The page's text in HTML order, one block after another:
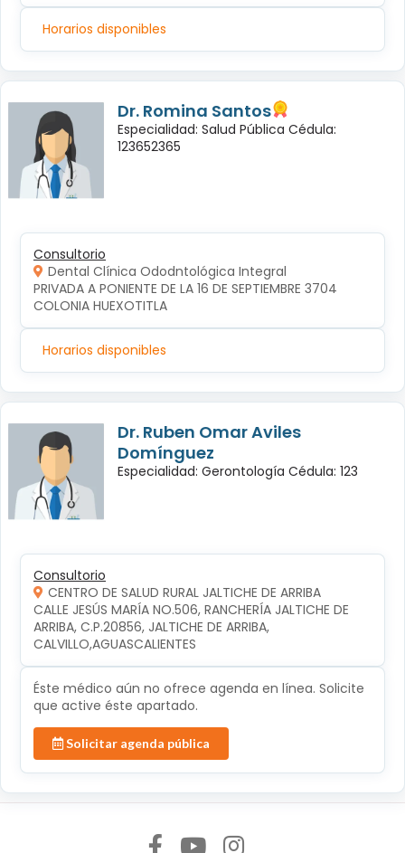
Horarios disponibles
Dr. Romina Santos
Especialidad: Salud Pública Cédula:
123652365
Consultorio
Dental Clínica Ododntológica Integral
PRIVADA A PONIENTE DE LA 16 DE SEPTIEMBRE 3704
COLONIA HUEXOTITLA
Horarios disponibles
Dr. Ruben Omar Aviles
Domínguez
Especialidad: Gerontología Cédula: 123
Consultorio
CENTRO DE SALUD RURAL JALTICHE DE ARRIBA
CALLE JESÚS MARÍA NO.506, RANCHERÍA JALTICHE DE
ARRIBA, C.P.20856, JALTICHE DE ARRIBA,
CALVILLO,AGUASCALIENTES
Éste médico aún no ofrece agenda en línea. Solicite
que active éste apartado.
Solicitar agenda pública